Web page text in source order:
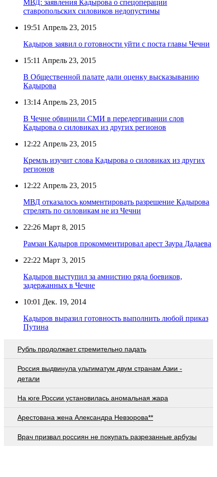
МВД: заявления Кадырова о спецоперации
cтавропольских силовиков недопустимы
19:51 Апрель 23, 2015
Кадыров заявил о готовности уйти с поста главы Чечни
15:11 Апрель 23, 2015
В Общественной палате дали оценку высказыванию
Кадырова
13:14 Апрель 23, 2015
В Чечне обвинили СМИ в передергивании слов
Кадырова о силовиках из других регионов
12:22 Апрель 23, 2015
Кремль изучит слова Кадырова о силовиках из других
регионов
12:22 Апрель 23, 2015
МВД отказалось комментировать разрешение Кадырова
стрелять по силовикам не из Чечни
22:26 Март 8, 2015
Рамзан Кадыров прокомментировал арест Заура Дадаева
22:22 Март 3, 2015
Кадыров выступил за амнистию ряда боевиков,
задержанных в Чечне
10:01 Дек. 19, 2014
Кадыров выразил готовность выполнить любой приказ
Путина
Рубль продолжает стремительно падать
Россия выдвинула ультиматум двум странам Азии -
детали
На юге России установилась аномальная жара
Арестована жена Александра Невзорова**
Врач призвал россиян не покупать разрезанные арбузы